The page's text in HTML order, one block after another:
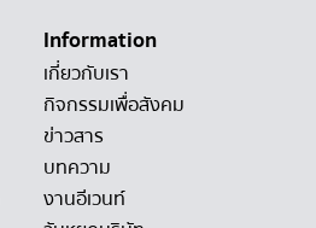
Information
เกี่ยวกับเรา
กิจกรรมเพื่อสังคม
ข่าวสาร
บทความ
งานอีเวนท์